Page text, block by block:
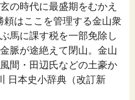
の時代に最盛期をむかえ
頼はここを管理する金山衆
馬に課す税を一部免除し
脈が途絶えて閉山。金山
間・田辺氏などの土豪か
日本史小辞典（改訂新